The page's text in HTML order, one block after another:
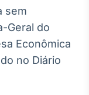
sem
Geral do
Econômica
no Diário